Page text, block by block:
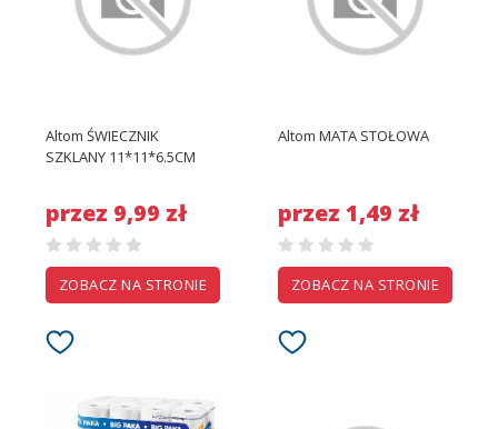
Altom ŚWIECZNIK
SZKLANY 11*11*6.5CM
przez 9,99 zł
ZOBACZ NA STRONIE
Altom MATA STOŁOWA
przez 1,49 zł
ZOBACZ NA STRONIE